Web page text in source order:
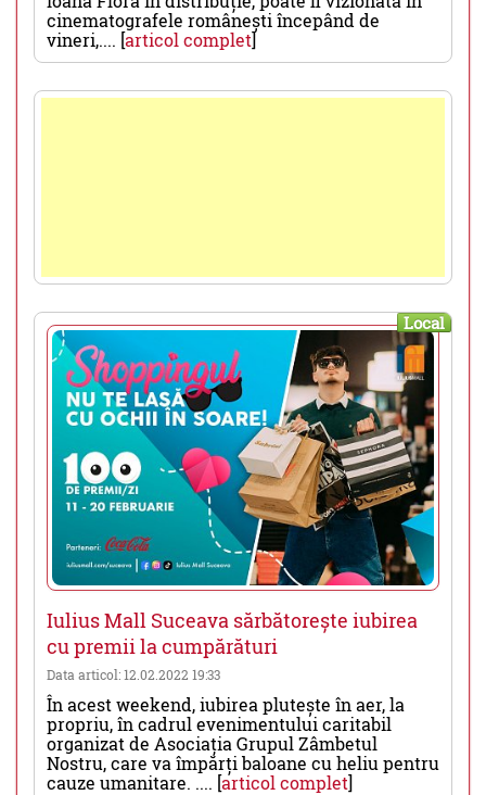
cinematografele românești începând de
vineri,.... [articol complet]
Local
Iulius Mall Suceava sărbătorește iubirea
cu premii la cumpărături
Data articol: 12.02.2022 19:33
În acest weekend, iubirea plutește în aer, la
propriu, în cadrul evenimentului caritabil
organizat de Asociația Grupul Zâmbetul
Nostru, care va împărți baloane cu heliu pentru
cauze umanitare. .... [articol complet]